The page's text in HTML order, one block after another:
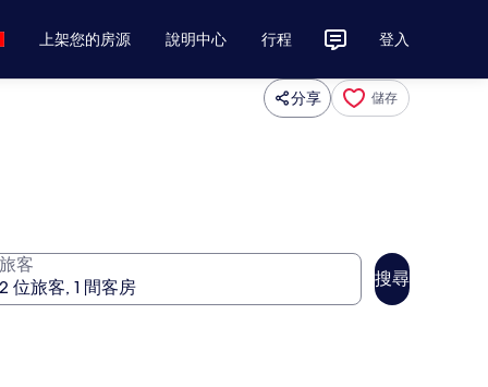
上架您的房源 說明中心 行程 登入
分享 儲存
旅客
搜尋